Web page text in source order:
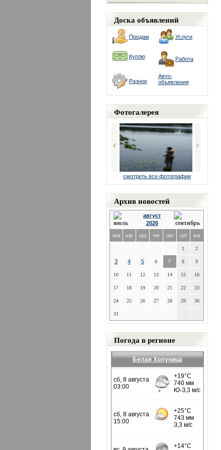
Доска объявлений
Продам Услуги
Куплю Работа
Разное
Авто-
объявления
Фотогалерея
смотреть все фотографии
Архив новостей
август
2026
пон втр срд чет пят суб вск
1 2
3 4 5 6 7 8 9
10 11 12 13 14 15 16
17 18 19 20 21 22 23
24 25 26 27 28 29 30
31
Погода в регионе
Белая Холуница